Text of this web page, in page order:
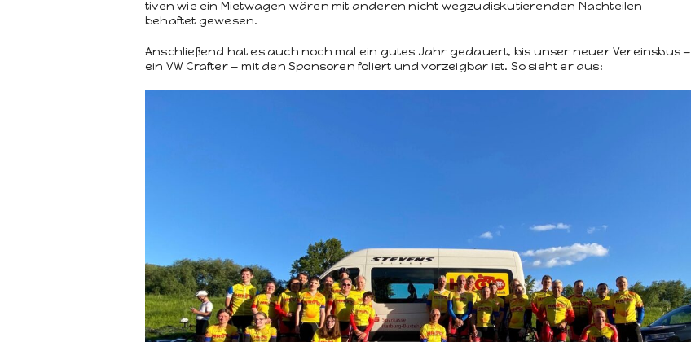
tiv­en wie ein Miet­wa­gen wären mit anderen nicht wegzud­isku­tieren­den Nachteilen
behaftet gewesen.
Anschließend hat es auch noch mal ein gutes Jahr gedauert, bis unser neuer Vere­ins­bus —
ein VW Crafter — mit den Spon­soren foliert und vorzeig­bar ist. So sieht er aus: